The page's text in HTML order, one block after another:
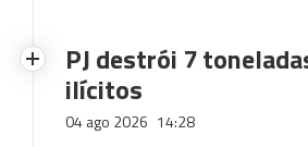
PJ destrói 7
ilícitos
04 ago 2026 14:28